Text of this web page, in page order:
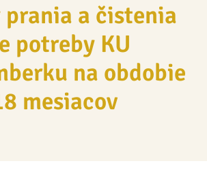
prania a čistenia
potreby KU
na obdobie
mesiacov